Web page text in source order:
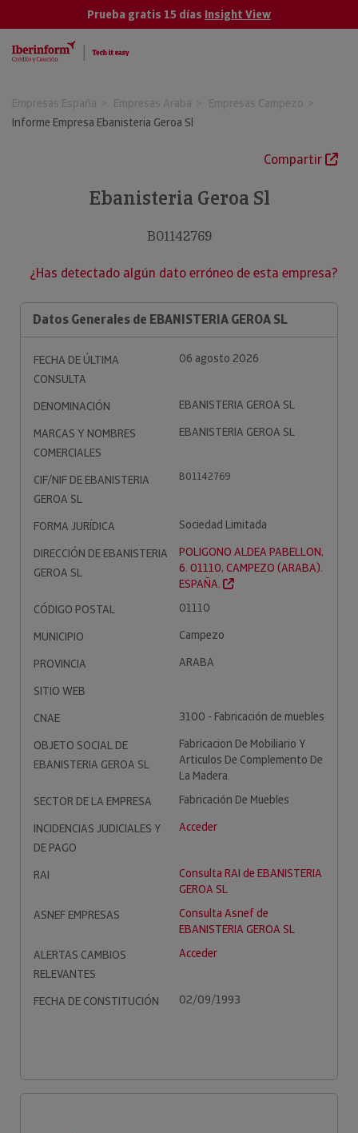
Prueba gratis 15 días Insight View
Empresas España Empresas Araba
Empresas Campezo
Informe Empresa Ebanisteria Geroa Sl
Compartir
Ebanisteria Geroa Sl
B01142769
¿Has detectado algún dato erróneo de esta empresa?
Datos Generales de EBANISTERIA GEROA SL
FECHA DE ÚLTIMA
CONSULTA
06 agosto 2026
DENOMINACIÓN
EBANISTERIA GEROA SL
MARCAS Y NOMBRES
COMERCIALES
EBANISTERIA GEROA SL
CIF/NIF DE EBANISTERIA
GEROA SL
B01142769
FORMA JURÍDICA
Sociedad Limitada
DIRECCIÓN DE EBANISTERIA
GEROA SL
POLIGONO ALDEA PABELLON,
6. 01110, CAMPEZO (ARABA).
ESPAÑA.
CÓDIGO POSTAL
01110
MUNICIPIO
Campezo
PROVINCIA
ARABA
SITIO WEB
CNAE
3100 - Fabricación de muebles
OBJETO SOCIAL DE
EBANISTERIA GEROA SL
Fabricacion De Mobiliario Y
Articulos De Complemento De
La Madera.
SECTOR DE LA EMPRESA
Fabricación De Muebles
INCIDENCIAS JUDICIALES Y
DE PAGO
Acceder
RAI
Consulta RAI de EBANISTERIA
GEROA SL
ASNEF EMPRESAS
Consulta Asnef de
EBANISTERIA GEROA SL
ALERTAS CAMBIOS
RELEVANTES
Acceder
FECHA DE CONSTITUCIÓN 02/09/1993